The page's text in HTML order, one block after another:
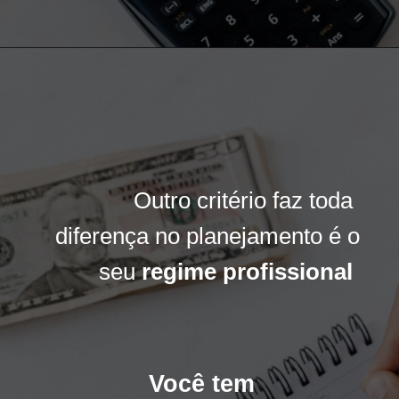
Outro critério faz toda
diferença no planejamento é o
seuregime profissional
Outro critério faz toda
diferença no planejamento é o
seuregime profissional
Você tem
Você tem